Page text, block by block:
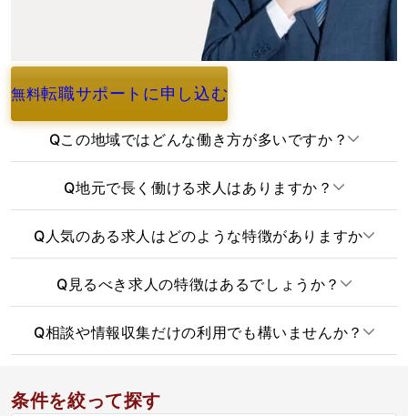
無料転職サポートに申し込む
よくあるご質問
Qこの地域ではどんな働き方が多いですか？
Q地元で長く働ける求人はありますか？
Q 人気のある求人はどのような特徴がありますか
Q 見るべき求人の特徴はあるでしょうか？
Q相談や情報収集だけの利用でも構いませんか？
条件を絞って探す